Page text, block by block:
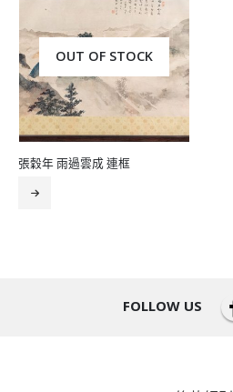
OUT OF STOCK
張穀年 雨過雲成 連框
FOLLOW US